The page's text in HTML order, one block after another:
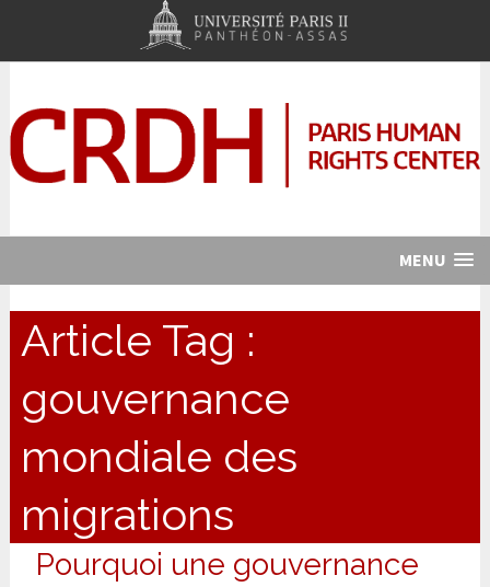
MENU
Article Tag :
gouvernance
mondiale des
migrations
Pourquoi une gouvernance